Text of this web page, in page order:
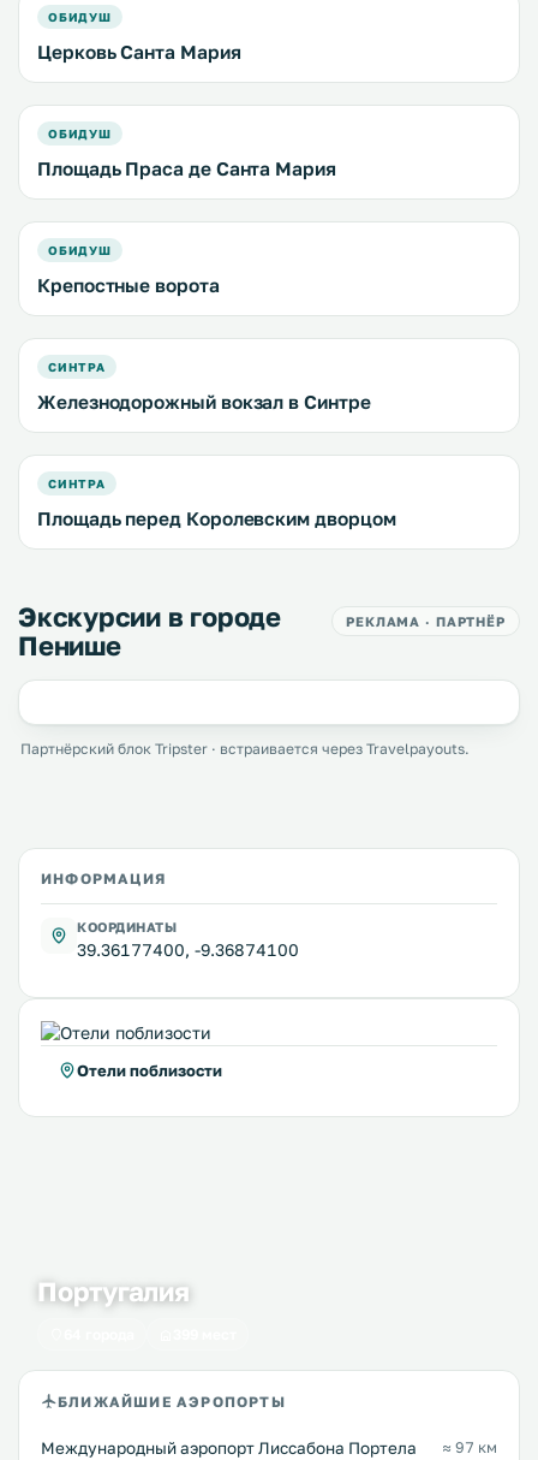
ОБИДУШ
Церковь Санта Мария
ОБИДУШ
Площадь Праса де Санта Мария
ОБИДУШ
Крепостные ворота
СИНТРА
Железнодорожный вокзал в Синтре
СИНТРА
Площадь перед Королевским дворцом
Экскурсии в городе
Пенише
РЕКЛАМА · ПАРТНЁР
Партнёрский блок Tripster · встраивается через Travelpayouts.
ИНФОРМАЦИЯ
КООРДИНАТЫ
39.36177400, -9.36874100
Отели поблизости
Португалия
БЛИЖАЙШИЕ АЭРОПОРТЫ
Международный аэропорт Лиссабона Портела
≈ 97 км